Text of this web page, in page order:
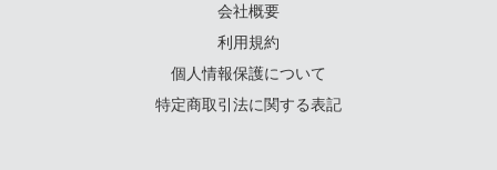
会社概要
利用規約
個人情報保護について
特定商取引法に関する表記